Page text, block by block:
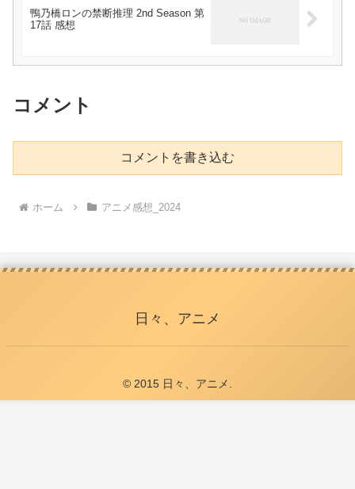
鴨乃橋ロンの禁断推理 2nd Season 第
17話 感想
コメント
コメントを書き込む
ホーム アニメ感想_2024
日々、アニメ
© 2015 日々、アニメ.